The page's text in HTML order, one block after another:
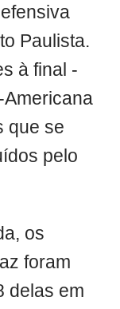
Paulista.
à final -
que se
pelo
os
foram
delas em